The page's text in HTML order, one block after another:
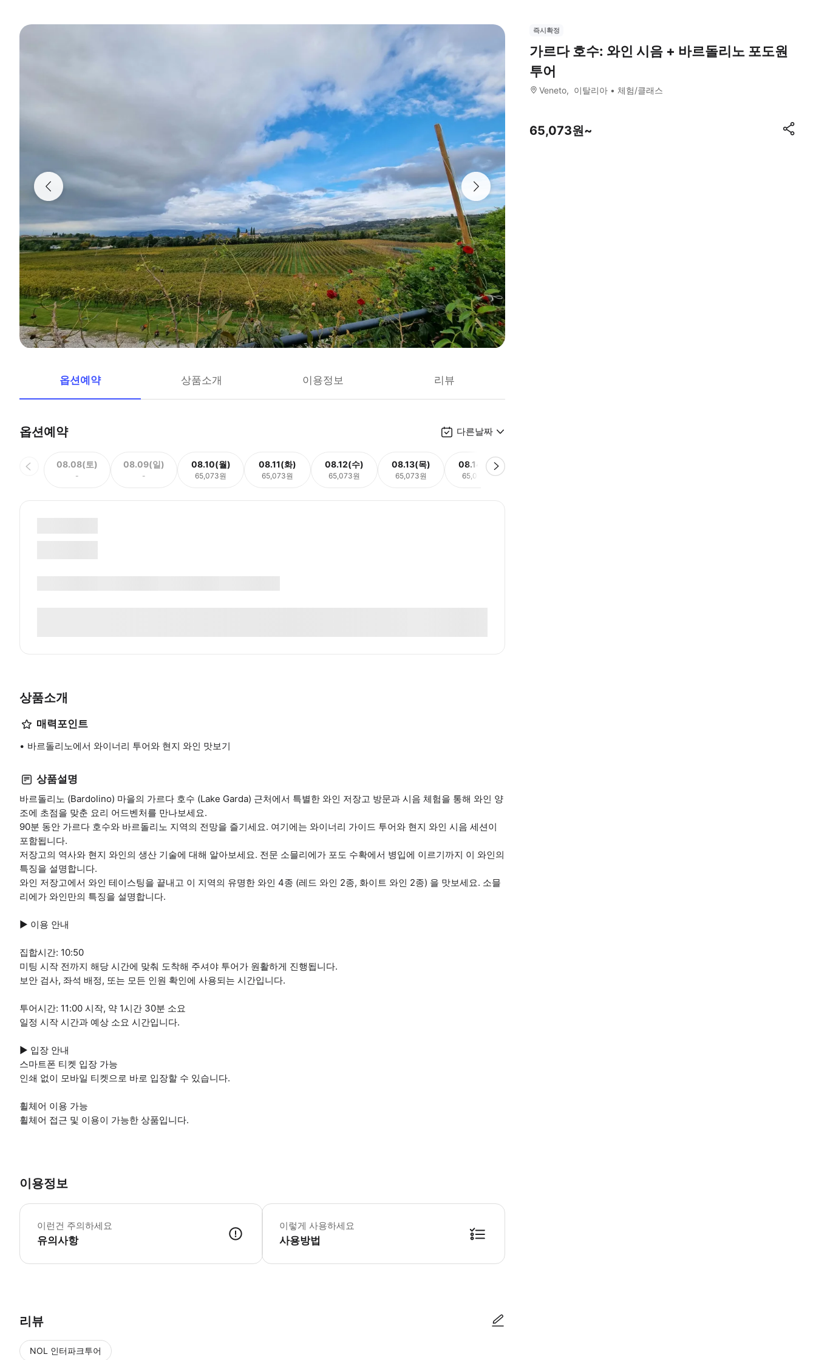
옵션예약 상품소개 이용정보 리뷰
옵션예약 다른날짜
08.08(토)
-
08.09(일)
-
08.10(월)
65,073원
08.11(화)
65,073원
08.12(수)
65,073원
08.13(목)
65,073원
08.14(금)
65,073원
상품소개
매력포인트
바르돌리노에서 와이너리 투어와 현지 와인 맛보기
상품설명
바르돌리노 (Bardolino) 마을의 가르다 호수 (Lake Garda) 근처에서 특별한 와인 저장고 방문과 시음 체험을 통해 와인 양
조에 초점을 맞춘 요리 어드벤처를 만나보세요.
90분 동안 가르다 호수와 바르돌리노 지역의 전망을 즐기세요. 여기에는 와이너리 가이드 투어와 현지 와인 시음 세션이
포함됩니다.
저장고의 역사와 현지 와인의 생산 기술에 대해 알아보세요. 전문 소믈리에가 포도 수확에서 병입에 이르기까지 이 와인의
특징을 설명합니다.
와인 저장고에서 와인 테이스팅을 끝내고 이 지역의 유명한 와인 4종 (레드 와인 2종, 화이트 와인 2종) 을 맛보세요. 소믈
리에가 와인만의 특징을 설명합니다.
▶ 이용 안내
집합시간: 10:50
미팅 시작 전까지 해당 시간에 맞춰 도착해 주셔야 투어가 원활하게 진행됩니다.
보안 검사, 좌석 배정, 또는 모든 인원 확인에 사용되는 시간입니다.
투어시간: 11:00 시작, 약 1시간 30분 소요
일정 시작 시간과 예상 소요 시간입니다.
▶ 입장 안내
스마트폰 티켓 입장 가능
인쇄 없이 모바일 티켓으로 바로 입장할 수 있습니다.
휠체어 이용 가능
휠체어 접근 및 이용이 가능한 상품입니다.
이용정보
이런건 주의하세요
유의사항
▶ 꼭 알아두세요 * 만 18세 이상만 해당
이렇게 사용하세요
사용방법
리뷰
NOL 인터파크투어
즉시확정
가르다 호수: 와인 시음 + 바르돌리노 포도원
투어
Veneto 이탈리아 체험/클래스
65,073원~